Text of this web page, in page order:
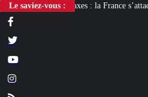
Le saviez-vous :
s’attaque désormais aux serres de